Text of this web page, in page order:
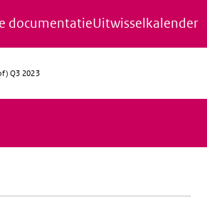
documentatieUitwisselkalender
Q3 2023